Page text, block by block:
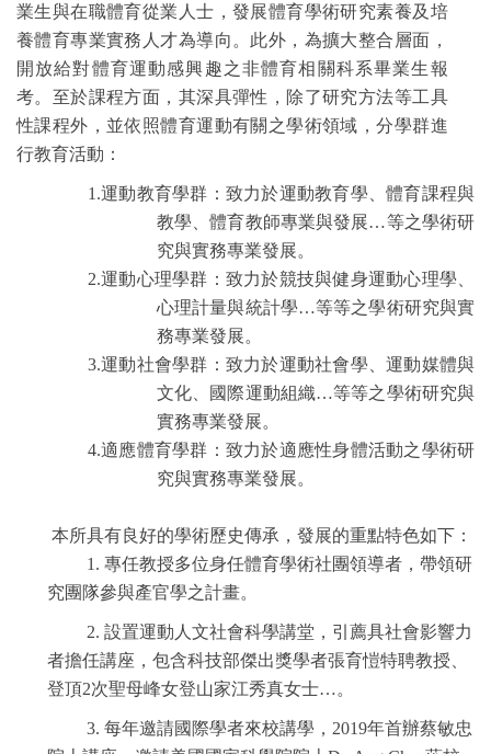
業生與在職體育從業人士，發展體育學術研究素養及培
養體育專業實務人才為導向。此外，為擴大整合層面，
開放給對體育運動感興趣之非體育相關科系畢業生報
考。至於課程方面，其深具彈性，除了研究方法等工具
性課程外，並依照體育運動有關之學術領域，分學群進
行教育活動：
1.運動教育學群：致力於運動教育學、體育課程與
教學、體育教師專業與發展…等之學術研
究與實務專業發展。
2.運動心理學群：致力於競技與健身運動心理學、
心理計量與統計學…等等之學術研究與實
務專業發展。
3.運動社會學群：致力於運動社會學、運動媒體與
文化、國際運動組織…等等之學術研究與
實務專業發展。
4.適應體育學群：致力於適應性身體活動之學術研
究與實務專業發展。
本所具有良好的學術歷史傳承，發展的重點特色如下：
1. 專任教授多位身任體育學術社團領導者，帶領研
究團隊參與產官學之計畫。
2. 設置運動人文社會科學講堂，引薦具社會影響力
者擔任講座，包含科技部傑出獎學者張育愷特聘教授、
登頂2次聖母峰女登山家江秀真女士…。
3. 每年邀請國際學者來校講學，2019年首辦蔡敏忠